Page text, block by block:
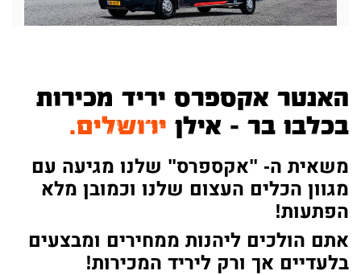
האנטר אקספרס יריד מכירות
בכלבו בר - אילן ירושלים.
משאית ה- "אקספרס" שלנו מגיעה עם
מגוון הכלים העצום שלנו וכמובן מלא
הפתעות!
אתם הולכים ליהנות ממחירים ומבצעים
בלעדיים אך ורק ליריד המכירות!